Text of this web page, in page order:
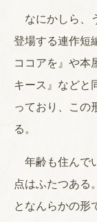
なにかしら、
登場する連作短
ココアを』や本
キース』などと
っており、この
る。
年齢も住んで
点はふたつある
となんらかの形